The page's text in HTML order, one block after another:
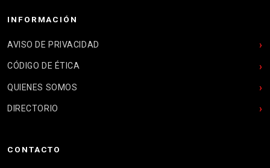
INFORMACIÓN
AVISO DE PRIVACIDAD
CÓDIGO DE ÉTICA
QUIENES SOMOS
DIRECTORIO
CONTACTO